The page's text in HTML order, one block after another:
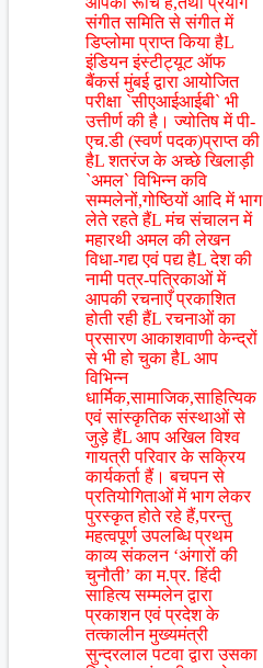
संगीत समिति से संगीत में
डिप्लोमा प्राप्त किया हैL
इंडियन इंस्टीट्यूट ऑफ
बैंकर्स मुंबई द्वारा आयोजित
परीक्षा `सीएआईआईबी` भी
उत्तीर्ण की है। ज्योतिष में पी-
एच.डी (स्वर्ण पदक)प्राप्त की
हैL शतरंज के अच्छे खिलाड़ी
`अमल` विभिन्न कवि
सम्मलेनों,गोष्ठियों आदि में भाग
लेते रहते हैंL मंच संचालन में
महारथी अमल की लेखन
विधा-गद्य एवं पद्य हैL देश की
नामी पत्र-पत्रिकाओं में
आपकी रचनाएँ प्रकाशित
होती रही हैंL रचनाओं का
प्रसारण आकाशवाणी केन्द्रों
से भी हो चुका हैL आप
विभिन्न
धार्मिक,सामाजिक,साहित्यिक
एवं सांस्कृतिक संस्थाओं से
जुड़े हैंL आप अखिल विश्व
गायत्री परिवार के सक्रिय
कार्यकर्ता हैं। बचपन से
प्रतियोगिताओं में भाग लेकर
पुरस्कृत होते रहे हैं,परन्तु
महत्वपूर्ण उपलब्धि प्रथम
काव्य संकलन ‘अंगारों की
चुनौती’ का म.प्र. हिंदी
साहित्य सम्मलेन द्वारा
प्रकाशन एवं प्रदेश के
तत्कालीन मुख्यमंत्री
सुन्दरलाल पटवा द्वारा उसका